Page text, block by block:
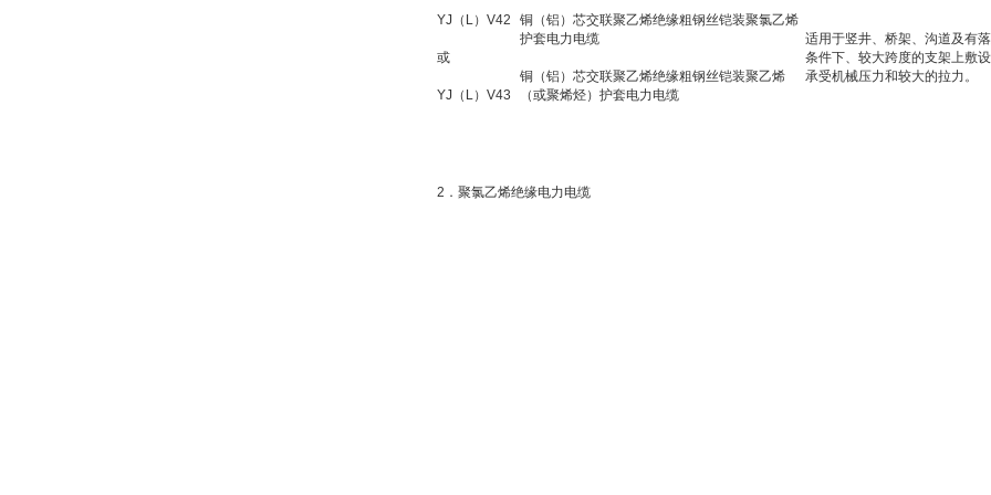
YJ（L）V42
或
YJ（L）V43
铜（铝）芯交联聚乙烯绝缘粗钢丝铠装聚氯乙烯
护套电力电缆
铜（铝）芯交联聚乙烯绝缘粗钢丝铠装聚乙烯
（或聚烯烃）护套电力电缆
适用于竖井、桥架、沟道及有
条件下、较大跨度的支架上敷
承受机械压力和较大的拉力。
2．聚氯乙烯绝缘电力电缆